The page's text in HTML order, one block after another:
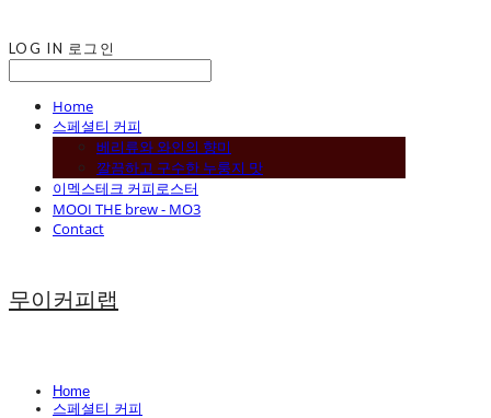
LOG IN 로그인
Home
스페셜티 커피
베리류와 와인의 향미
깔끔하고 구수한 누룽지 맛
이멕스테크 커피로스터
MOOI THE brew - MO3
Contact
무이커피랩
Home
스페셜티 커피